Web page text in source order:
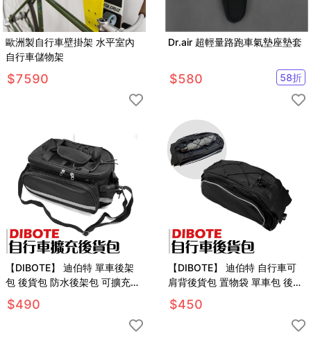
歐洲製自行車壁掛架 水平室內
自行車儲物架
$7590
Dr.air 超輕量路跑車氣墊座墊套
$580 58折
【DIBOTE】 迪伯特 單車後架
包 後貨包 防水後架包 可擴充後
貨包
$490
【DIBOTE】 迪伯特 自行車可
肩背後貨包 置物袋 單車包 後架
包
$450